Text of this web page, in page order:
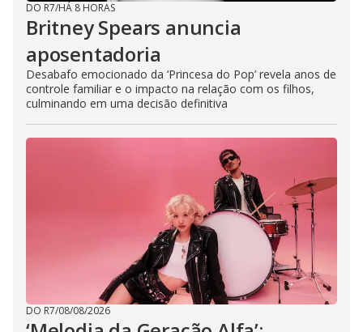
DO R7/HÁ 8 HORAS
Britney Spears anuncia
aposentadoria
Desabafo emocionado da ‘Princesa do Pop’ revela anos de
controle familiar e o impacto na relação com os filhos,
culminando em uma decisão definitiva
DO R7/08/08/2026